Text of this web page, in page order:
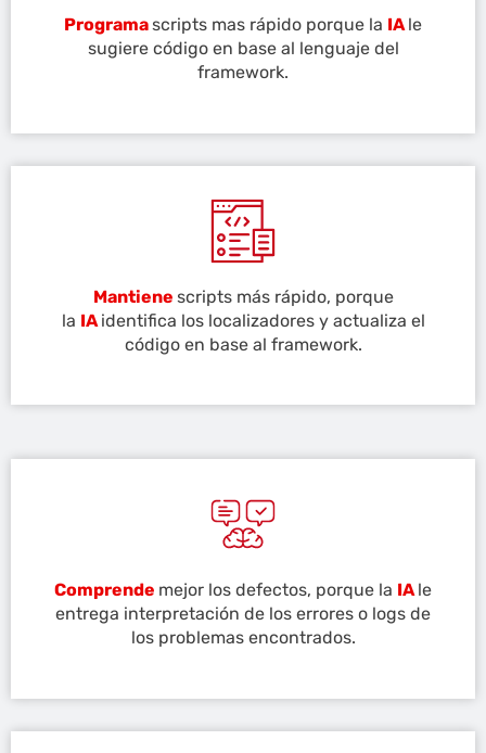
Programascripts mas rápido porque la IAle
sugiere código en base al lenguaje del
framework.
Mantiene scripts más rápido, porque
la IA identifica los localizadores y actualiza el
código en base al framework.
Comprende mejor los defectos, porque la IAle
entrega interpretación de los errores o logs de
los problemas encontrados.